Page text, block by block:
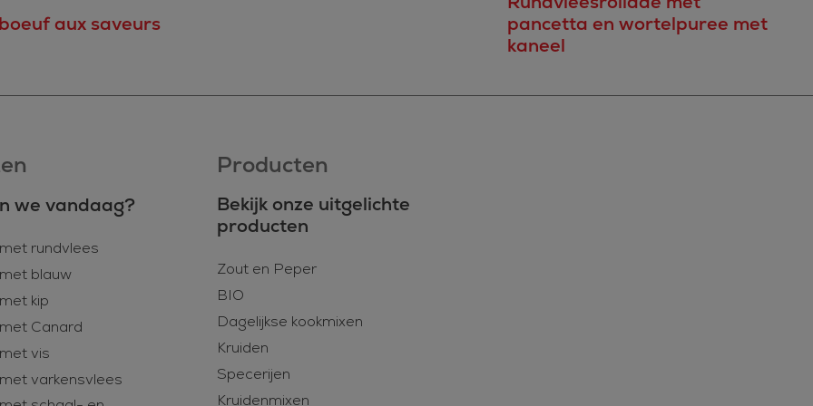
pancetta en wortelpuree met
kaneel
aux saveurs
we vandaag?
rundvlees
blauw
kip
Canard
vis
varkensvlees
Producten
Bekijk onze uitgelichte
producten
Zout en Peper
BIO
Dagelijkse kookmixen
Kruiden
Specerijen
Kruidenmixen